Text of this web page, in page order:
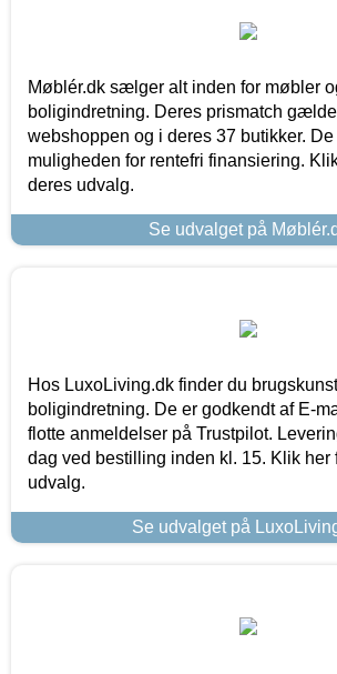
Møblér.dk sælger alt inden for møbler
boligindretning. Deres prismatch
webshoppen og i deres 37 butikker.
muligheden for rentefri finansiering.
deres udvalg.
Se udvalget på
Hos LuxoLiving.dk finder du
boligindretning. De er godkendt af E-
flotte anmeldelser på Trustpilot.
dag ved bestilling inden kl. 15. Klik her
udvalg.
Se udvalget på